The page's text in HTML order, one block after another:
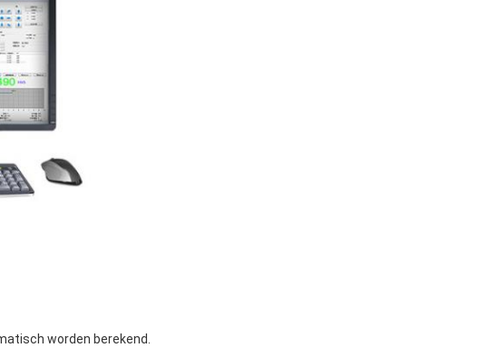
worden berekend.